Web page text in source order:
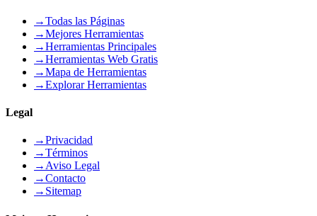
→Todas las Páginas
→Mejores Herramientas
→Herramientas Principales
→Herramientas Web Gratis
→Mapa de Herramientas
→Explorar Herramientas
Legal
→Privacidad
→Términos
→ Aviso Legal
→Contacto
→ Sitemap